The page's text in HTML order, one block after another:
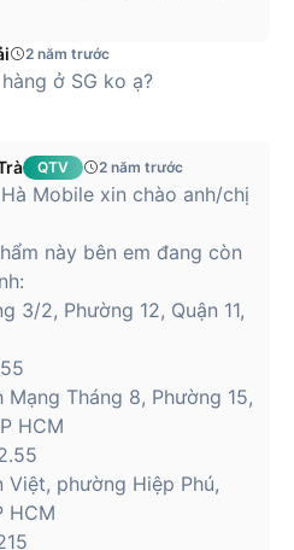
2 năm trước
ở SG ko ạ?
QTV 2 năm trước
Mobile xin chào anh/chị
này bên em đang còn
3/2, Phường 12, Quận 11,
Mạng Tháng 8, Phường 15,
HCM
Việt, phường Hiệp Phú,
HCM